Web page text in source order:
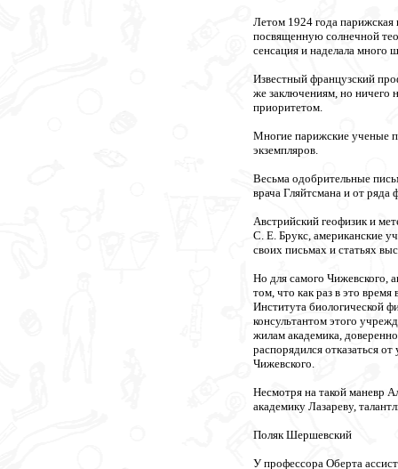
Летом 1924 года
посвященную солнечной
сенсация и наделала много
Известный французский
же заключениям, но ничего
приоритетом.
Многие парижские ученые
экземпляров.
Весьма одобрительные
врача Гляйтсмана и от
Австрийский геофизик и
С. Е. Брукс, американские
своих письмах и статьях
Но для самого Чижевского,
том, что как раз в это
Института биологической
консультантом этого
жилам академика,
распорядился отказаться
Чижевского.
Несмотря на такой маневр
академику Лазареву,
Поляк Шершевский
У профессора Оберта